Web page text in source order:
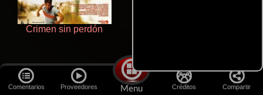
Comentarios Proveedores Menu Créditos Compartir
Crimen sin perdón